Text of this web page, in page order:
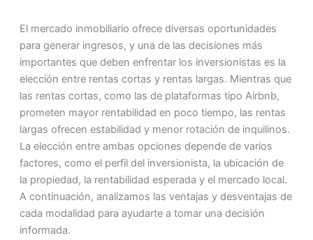
El mercado inmobiliario ofrece diversas oportunidades
para generar ingresos, y una de las decisiones más
importantes que deben enfrentar los inversionistas es la
elección entre rentas cortas y rentas largas. Mientras que
las rentas cortas, como las de plataformas tipo Airbnb,
prometen mayor rentabilidad en poco tiempo, las rentas
largas ofrecen estabilidad y menor rotación de inquilinos.
La elección entre ambas opciones depende de varios
factores, como el perfil del inversionista, la ubicación de
la propiedad, la rentabilidad esperada y el mercado local.
A continuación, analizamos las ventajas y desventajas de
cada modalidad para ayudarte a tomar una decisión
informada.